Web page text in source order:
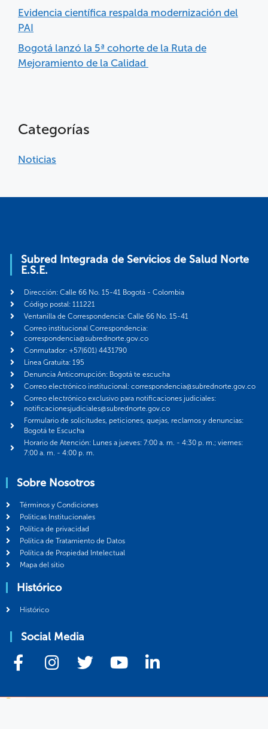
Evidencia científica respalda modernización del
PAI
Bogotá lanzó la 5ª cohorte de la Ruta de
Mejoramiento de la Calidad
Categorías
Noticias
Subred Integrada de Servicios de Salud Norte
E.S.E.
Dirección: Calle 66 No. 15-41 Bogotá - Colombia
Código postal: 111221
Ventanilla de Correspondencia: Calle 66 No. 15-41
Correo institucional Correspondencia:
correspondencia@subrednorte.gov.co
Conmutador: +57(601) 4431790
Línea Gratuita: 195
Denuncia Anticorrupción: Bogotá te escucha
Correo electrónico institucional: correspondencia@subrednorte.gov.co
Correo electrónico exclusivo para notificaciones judiciales:
notificacionesjudiciales@subrednorte.gov.co
Formulario de solicitudes, peticiones, quejas, reclamos y denuncias:
Bogotá te Escucha
Horario de Atención: Lunes a jueves: 7:00 a. m. - 4:30 p. m.; viernes:
7:00 a. m. - 4:00 p. m.
Sobre Nosotros
Términos y Condiciones
Politicas Institucionales
Política de privacidad
Política de Tratamiento de Datos
Política de Propiedad Intelectual
Mapa del sitio
Histórico
Histórico
Social Media